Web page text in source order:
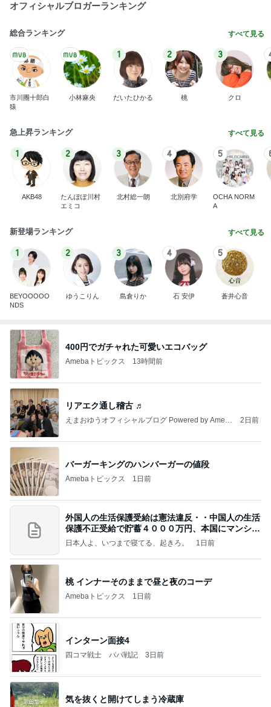
オフィシャルブロガーランキング
総合ランキング すべて見る
市川團十郎白
猿
小林麻央
1
だいたひかる
2
桃
3
クロ
急上昇ランキング すべて見る
1
AKB48
2
たんぽぽ川村
エミコ
3
北村総一朗
4
北別府学
5
OCHA NORM
A
新登場ランキング すべて見る
1
BEYOOOOO
NDS
2
ゆうこりん
3
島倉りか
4
石 安伊
5
蒼井心音
400円でガチャれた可愛いエコバッグ
Amebaトピックス 13時間前
リアエク通し稽古 ♬
えまおゆうオフィシャルブログ Powered by Ameb
2日前
バーガーキングのハンバーガーの値段
Amebaトピックス 1日前
外国人の生活保護受給は憲法違反・・中国人の生活
保護不正受給で貯蓄４０００万円、本国にマンショ
ンを
日本人よ、いつまで寝てる、起きろ。 1日前
桃 インナーそのままで昼と夜のコーデ
Amebaトピックス 1日前
インターン面接4
四コマ戦士 パパ戦記 3日前
気を抜くと開けてしまう冷蔵庫